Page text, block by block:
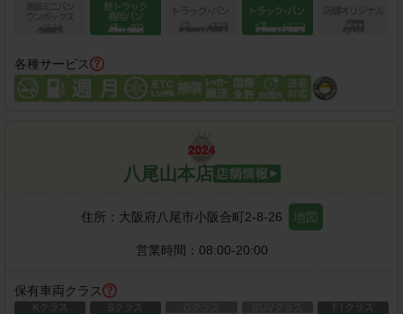
各種サービス
八尾山本店
住所： 大阪府八尾市小阪合町2-8-26 地図
営業時間： 08:00-20:00
保有車両クラス